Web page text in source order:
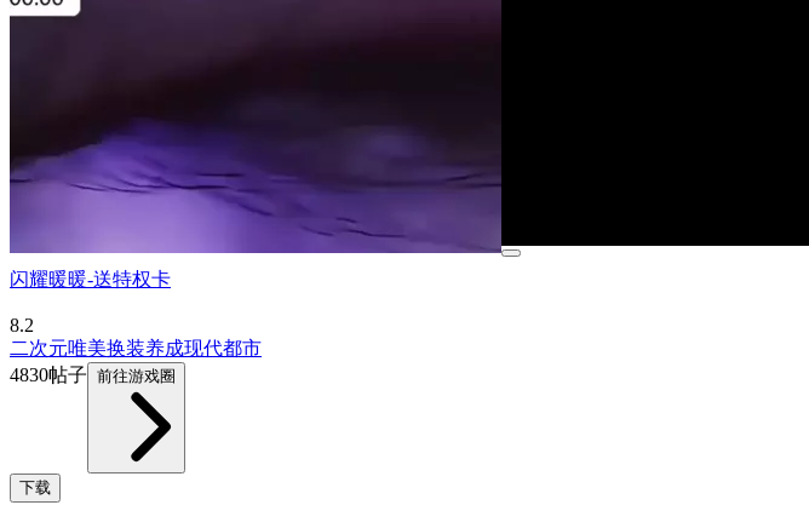
闪耀暖暖-送特权卡
8.2
二次元唯美换装养成现代都市
4830帖子 前往游戏圈
下载